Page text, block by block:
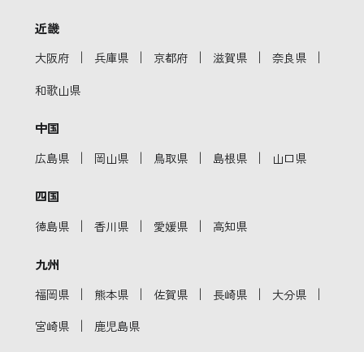
近畿
大阪府 ｜ 兵庫県 ｜ 京都府 ｜ 滋賀県 ｜ 奈良県 ｜
和歌山県
中国
広島県 ｜ 岡山県 ｜ 鳥取県 ｜ 島根県 ｜ 山口県
四国
徳島県 ｜ 香川県 ｜ 愛媛県 ｜ 高知県
九州
福岡県 ｜ 熊本県 ｜ 佐賀県 ｜ 長崎県 ｜ 大分県 ｜
宮崎県 ｜ 鹿児島県